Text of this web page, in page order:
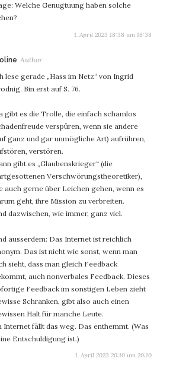
Welche Genugtuung haben solche
1. April 2023 18:38 um 18:38
sagt:
lese gerade „Hass im Netz“ von Ingrid
Bin erst auf S. 76.
gibt es die Trolle, die einfach schamlos
verspüren, wenn sie andere
ganz und gar unmögliche Art) aufrühren,
verstören.
gibt es „Glaubenskrieger“ (die
Verschwörungstheoretiker),
auch gerne über Leichen gehen, wenn es
geht, ihre Mission zu verbreiten.
dazwischen, wie immer, ganz viel.
ausserdem: Das Internet ist reichlich
Das ist nicht wie sonst, wenn man
sieht, dass man gleich Feedback
auch nonverbales Feedback. Dieses
Feedback im sonstigen Leben zieht
Schranken, gibt also auch einen
Halt für manche Leute.
Internet fällt das weg. Das enthemmt. (Was
Entschuldigung ist.)
1. April 2023 20:10 um 20:10